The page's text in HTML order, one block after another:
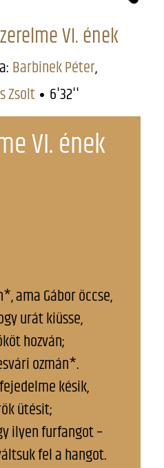
VI. ének
Barbinek Péter,
Zsolt
6'32''
VI. ének
ama Gábor öccse,
urát kiüsse,
hozván;
ozmán*.
késik,
ütésit;
ilyen furfangot –
fel a hangot.